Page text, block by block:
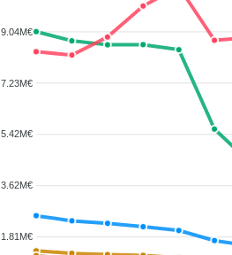
9.04M€
7.23M€
5.42M€
3.62M€
1.81M€